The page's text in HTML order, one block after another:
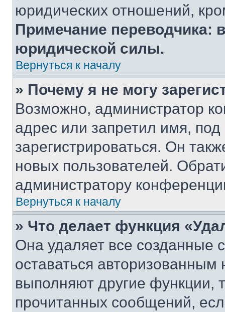
юридических отношений,
Примечание переводчика:
юридической силы.
Вернуться к началу
» Почему я не могу
Возможно, администратор
адрес или запретил имя,
зарегистрироваться. Он
новых пользователей.
администратору
Вернуться к началу
» Что делает функция
Она удаляет все созданные
оставаться
выполняют другие функции,
прочитанных сообщений,